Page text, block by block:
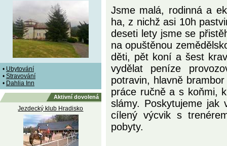
• Ubytování
• Stravování
• Dahlia Inn
Aktivní dovolená
Jezdecký klub Hradisko
Jsme malá, rodinná a
ha, z nichž asi 10h
deseti lety jsme se
na opuštěnou
děti, pět koní a šest
vydělat peníze
potravin, hlavně
práce ručně a s koňmi,
slámy. Poskytujeme jak
cílený výcvik s
pobyty.